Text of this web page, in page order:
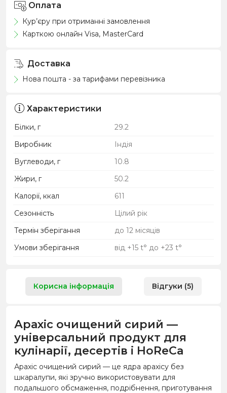
Оплата
Кур’єру при отриманні замовлення
Карткою онлайн Visa, MasterCard
Доставка
Нова пошта - за тарифами перевізника
Характеристики
Білки, г
29.2
Виробник
Індія
Вуглеводи, г
10.8
Жири, г
50.2
Калорії, ккал
611
Сезонність
Цілий рік
Термін зберігання
до 12 місяців
Умови зберігання
від +15 t° до +23 t°
Корисна інформація Відгуки (5)
Арахіс очищений сирий —
універсальний продукт для
кулінарії, десертів і HoReCa
Арахіс очищений сирий — це ядра арахісу без
шкаралупи, які зручно використовувати для
подальшого обсмаження, подрібнення, приготування